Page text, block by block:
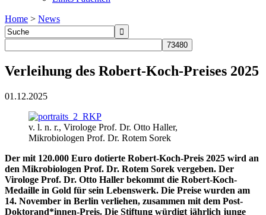
Home > News
Verleihung des Robert-Koch-Preises 2025
01.12.2025
v. l. n. r., Virologe Prof. Dr. Otto Haller,
Mikrobiologen Prof. Dr. Rotem Sorek
Der mit 120.000 Euro dotierte Robert-Koch-Preis 2025 wird an
den Mikrobiologen Prof. Dr. Rotem Sorek vergeben. Der
Virologe Prof. Dr. Otto Haller bekommt die Robert-Koch-
Medaille in Gold für sein Lebenswerk. Die Preise wurden am
14. November in Berlin verliehen, zusammen mit dem Post-
Doktorand*innen-Preis. Die Stiftung würdigt jährlich junge